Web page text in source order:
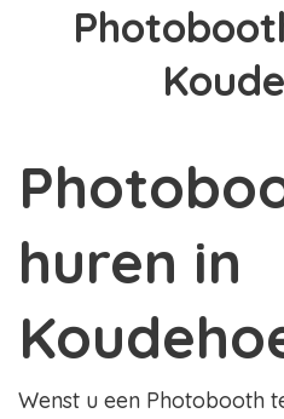
huren in
Wenst u een Photobooth